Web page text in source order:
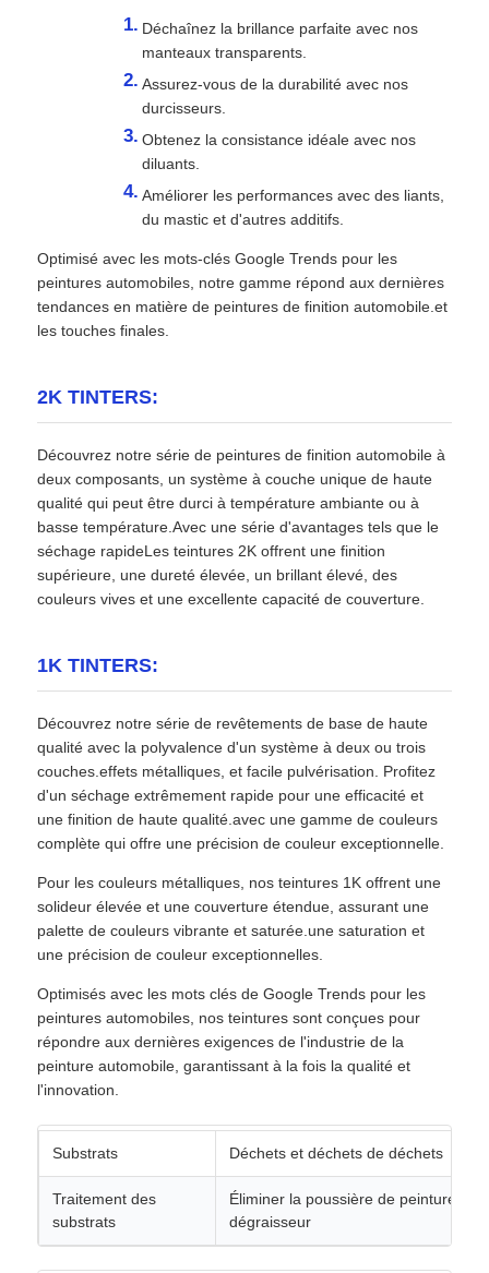
Déchaînez la brillance parfaite avec nos
manteaux transparents.
Assurez-vous de la durabilité avec nos
durcisseurs.
Obtenez la consistance idéale avec nos
diluants.
Améliorer les performances avec des liants,
du mastic et d'autres additifs.
Optimisé avec les mots-clés Google Trends pour les
peintures automobiles, notre gamme répond aux dernières
tendances en matière de peintures de finition automobile.et
les touches finales.
2K TINTERS:
Découvrez notre série de peintures de finition automobile à
deux composants, un système à couche unique de haute
qualité qui peut être durci à température ambiante ou à
basse température.Avec une série d'avantages tels que le
séchage rapideLes teintures 2K offrent une finition
supérieure, une dureté élevée, un brillant élevé, des
couleurs vives et une excellente capacité de couverture.
1K TINTERS:
Découvrez notre série de revêtements de base de haute
qualité avec la polyvalence d'un système à deux ou trois
couches.effets métalliques, et facile pulvérisation. Profitez
d'un séchage extrêmement rapide pour une efficacité et
une finition de haute qualité.avec une gamme de couleurs
complète qui offre une précision de couleur exceptionnelle.
Pour les couleurs métalliques, nos teintures 1K offrent une
solideur élevée et une couverture étendue, assurant une
palette de couleurs vibrante et saturée.une saturation et
une précision de couleur exceptionnelles.
Optimisés avec les mots clés de Google Trends pour les
peintures automobiles, nos teintures sont conçues pour
répondre aux dernières exigences de l'industrie de la
peinture automobile, garantissant à la fois la qualité et
l'innovation.
Substrats Déchets et déchets de déchets
Traitement des
substrats
Éliminer la poussière de peinture et
dégraisseur